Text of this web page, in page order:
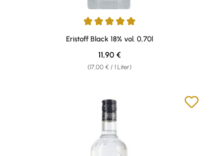
Durchschnittliche Bewertung von 5 von 5 Sternen
Eristoff Black 18% vol. 0,70l
(17,00 € / 1 Liter)
Regulärer Preis:
11,90 €